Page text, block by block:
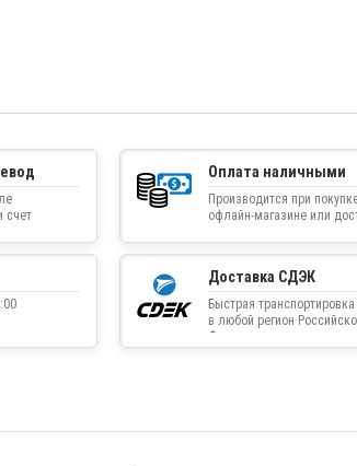
счет
Оплата наличными
Производится при
офлайн-магазине или
Доставка СДЭК
Быстрая
в любой регион
Федерации